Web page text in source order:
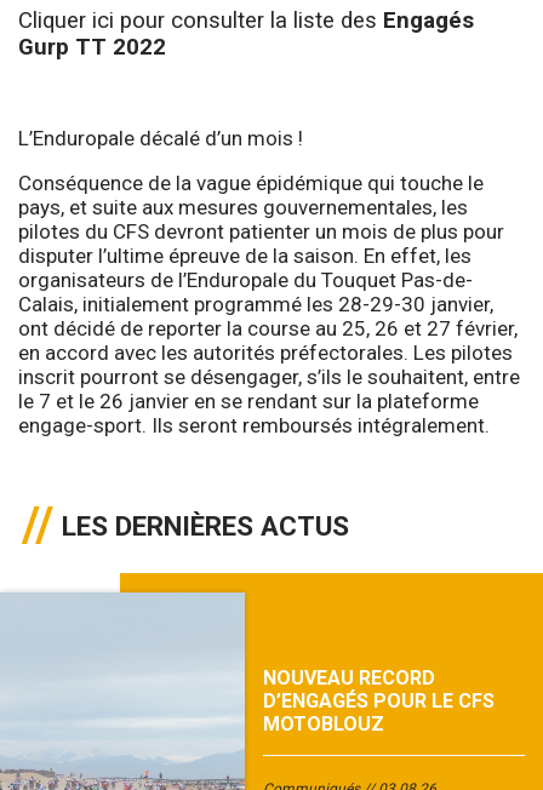
Cliquer ici pour consulter la liste des Engagés
Gurp TT 2022
L’Enduropale décalé d’un mois !
Conséquence de la vague épidémique qui touche le
pays, et suite aux mesures gouvernementales, les
pilotes du CFS devront patienter un mois de plus pour
disputer l’ultime épreuve de la saison. En effet, les
organisateurs de l’Enduropale du Touquet Pas-de-
Calais, initialement programmé les 28-29-30 janvier,
ont décidé de reporter la course au 25, 26 et 27 février,
en accord avec les autorités préfectorales. Les pilotes
inscrit pourront se désengager, s’ils le souhaitent, entre
le 7 et le 26 janvier en se rendant sur la plateforme
engage-sport. Ils seront remboursés intégralement.
LES DERNIÈRES ACTUS
NOUVEAU RECORD
D’ENGAGÉS POUR LE CFS
MOTOBLOUZ